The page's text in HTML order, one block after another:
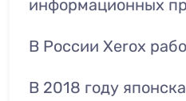
информационных
В России Xerox
В 2018 году